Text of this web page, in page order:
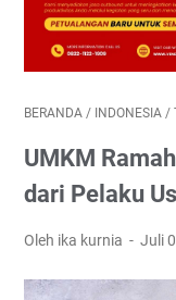
BERANDA / INDONESIA /
UMKM
dari Pelaku
Oleh ika kurnia Juli